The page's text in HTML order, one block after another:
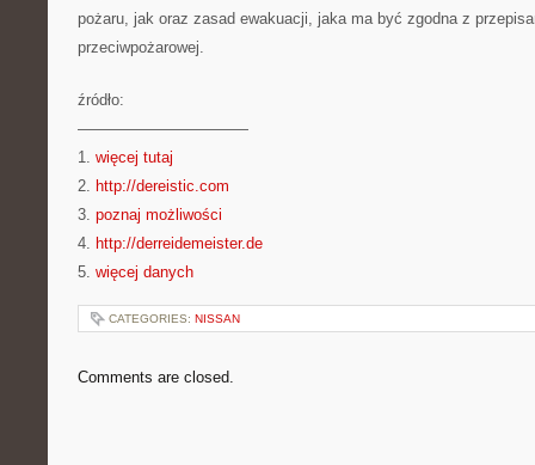
pożaru, jak oraz zasad ewakuacji, jaka ma być zgodna z
przeciwpożarowej.
źródło:
———————————
1. więcej tutaj
2. http://dereistic.com
3. poznaj możliwości
4. http://derreidemeister.de
5. więcej danych
CATEGORIES: NISSAN
Comments are closed.